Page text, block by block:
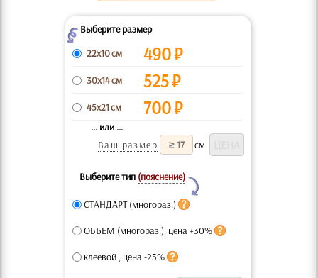
ZВыберите размер
22x10 см
490₽
30x14 см 525₽
45x21 см 700₽
... или ...
Ваш размер
см
Выберите тип (пояснение)
Y
СТАНДАРТ (многораз.)
ОБЪЕМ (многораз.), цена +30%
клеевой , цена -25%